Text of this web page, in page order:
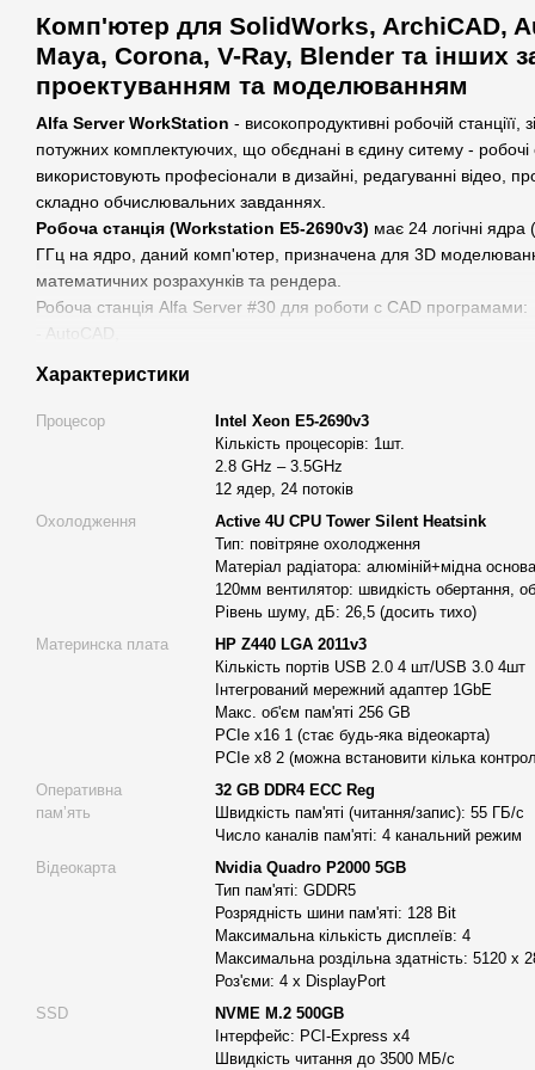
Комп'ютер для SolidWorks, ArchiCAD,
Maya, Corona, V-Ray, Blender та інших
проектуванням та моделюванням
Alfa Server WorkStation - високопродуктивні робочій станціїї,
потужних комплектуючих, що обєднані в єдину ситему - робочі
використовують професіонали в дизайні, редагуванні відео,
складно обчислювальних завданнях.
Робоча станція (Workstation Е5-2690v3) має 24 логічні ядра
ГГц на ядро, даний комп'ютер, призначена для 3D
математичних розрахунків та рендера.
Робоча станція Alfa Server #30 для роботи с CAD програмами:
- AutoCAD,
- ArhiCAD,
-SOLIDWORKS 3D CAD,
Також комп'ютер використовують для 3D моделювання в
Платформою для робочої станції Alfa Server #30, служить
LGA2011, має глибокий потенціал до апгрейду, включаючи
E5 v4, підтримує до 256 Гб оперативної пам'яті, та має набір
гігабітний Ethernet, підтримка NVMe) та інші.
Щоб ефективно працювати з задачами по проектуванню
моделюванню вибрано сучасний професйний графічний
Вже понад 20 років NVIDIA Quadro® є найнадійнішим у світі
візуальних обчислень. Quadro P2000 – це ідеальний баланс
функції та компактність форм-фактор забезпечує неймовірні
різних професіях 3D додатки. Він має графічний процесор
GDDR5X об'ємом 5 ГБ, і потужність для
(5120x2880 @ 60 Гц)
відображається в оригінальному
процеси розробки та створення вмісту з a Графічний
інтерактивність робота з великими сценами та моделями.
широким діапазоном складні професійні програми,
станцій за підтримки глобальна команда спеціалістів із
щоб зосередитися на виконанні найкращої роботи. Незалежно
революційні продукти або розповідати вражаюче яскраві
можливість робити це блискуче.
Характеристики
Процесор
Intel Xeon E5-2690v3
Кількість процесорів: 1шт.
2.8 GHz – 3.5GHz
12 ядер, 24 потоків
Охолодження
Active 4U CPU Tower Silent Heatsink
Тип: повітряне охолодження
Матеріал радіатора: алюміній+мідна
120мм вентилятор: швидкість обертання,
Рівень шуму, дБ: 26,5 (досить тихо)
Материнска плата
HP Z440 LGA 2011v3
Кількість портів USB 2.0 4 шт/USB 3.0 4шт
Інтегрований мережний адаптер 1GbE
Макс. об'єм пам'яті 256 GB
PCIe x16 1 (стає будь-яка відеокарта)
PCIe x8 2 (можна встановити кілька
Оперативна
памʼять
32 GB DDR4 ECC Reg
Швидкість пам'яті (читання/запис): 55 ГБ/с
Число каналів пам'яті: 4 канальний режим
Відеокарта
Nvidia Quadro P2000 5GB
Тип пам'яті: GDDR5
Розрядність шини пам'яті: 128 Bit
Максимальна кількість дисплеїв: 4
Максимальна роздільна здатність: 5120 x
Роз'єми: 4 x DisplayPort
SSD
NVME M.2 500GB
Інтерфейс: PCI-Express x4
Швидкість читання до 3500 МБ/с